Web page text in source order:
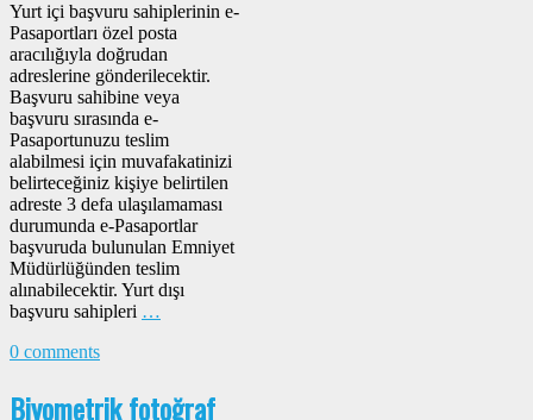
Yurt içi başvuru sahiplerinin e-
Pasaportları özel posta
aracılığıyla doğrudan
adreslerine gönderilecektir.
Başvuru sahibine veya
başvuru sırasında e-
Pasaportunuzu teslim
alabilmesi için muvafakatinizi
belirteceğiniz kişiye belirtilen
adreste 3 defa ulaşılamaması
durumunda e-Pasaportlar
başvuruda bulunulan Emniyet
Müdürlüğünden teslim
alınabilecektir. Yurt dışı
başvuru sahipleri …
0 comments
Biyometrik fotoğraf